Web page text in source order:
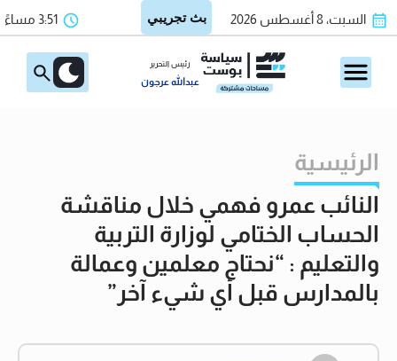
السبت، 8 أغسطس 2026 3:51 مساءً
رئيس التحرير
عبدالله عرجون
الرئيسية
النائب عمرو فهمي خلال مناقشة
الحساب الختامي لوزارة التربية
والتعليم : “نحتاج معلمين وعمالة
بالمدارس قبل أي شيء آخر”